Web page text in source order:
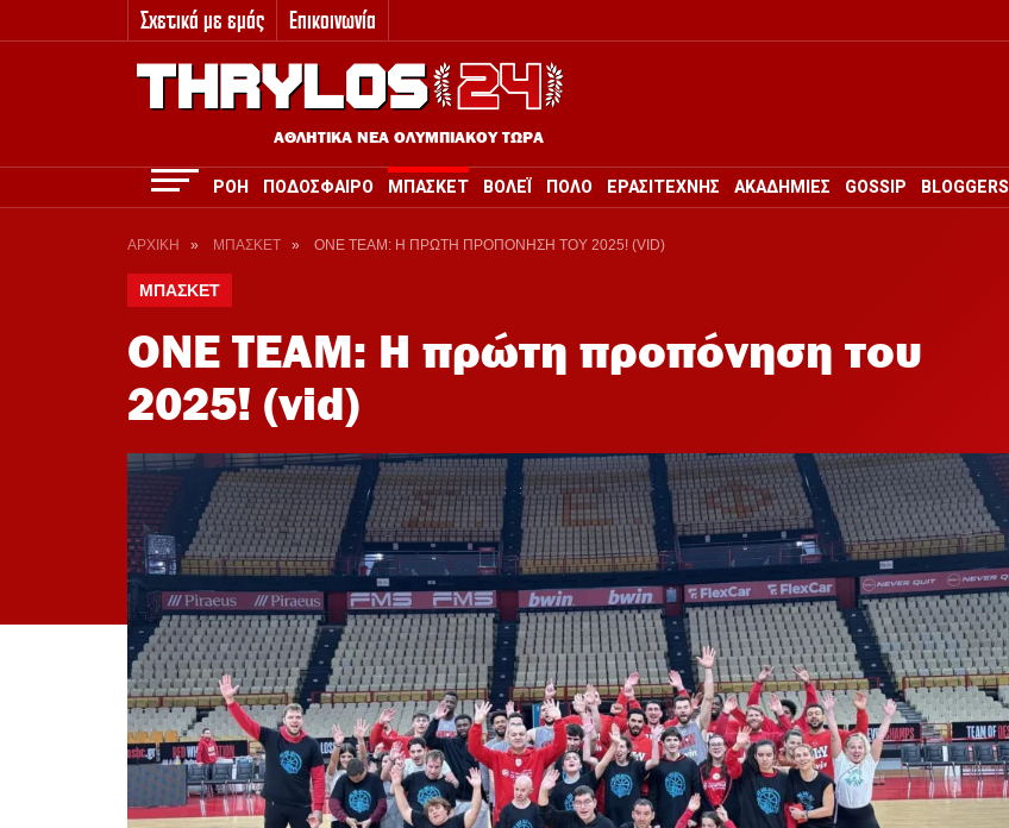
Σχετικά με εμάς Επικοινωνία
ΑΘΛΗΤΙΚΑ ΝΕΑ ΟΛΥΜΠΙΑΚΟΥ ΤΩΡΑ
ΡΟΗ ΠΟΔΟΣΦΑΙΡΟ ΜΠΑΣΚΕΤ ΒΟΛΕΪ ΠΟΛΟ ΕΡΑΣΙΤΕΧΝΗΣ ΑΚΑΔΗΜΙΕΣ GOSSIP BLOGGERS
ΑΡΧΙΚΗ » ΜΠΑΣΚΕΤ » ONE TEAM: Η ΠΡΩΤΗ ΠΡΟΠΟΝΗΣΗ ΤΟΥ 2025! (VID)
ΜΠΑΣΚΕΤ
ONE TEAM: Η πρώτη προπόνηση του
2025! (vid)